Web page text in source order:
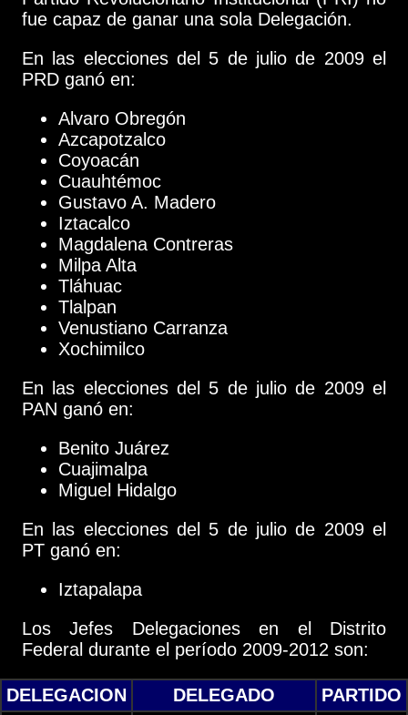
fue capaz de ganar una sola Delegación.
En las elecciones del 5 de julio de 2009 el
PRD ganó en:
Alvaro Obregón
Azcapotzalco
Coyoacán
Cuauhtémoc
Gustavo A. Madero
Iztacalco
Magdalena Contreras
Milpa Alta
Tláhuac
Tlalpan
Venustiano Carranza
Xochimilco
En las elecciones del 5 de julio de 2009 el
PAN ganó en:
Benito Juárez
Cuajimalpa
Miguel Hidalgo
En las elecciones del 5 de julio de 2009 el
PT ganó en:
Iztapalapa
Los Jefes Delegaciones en el Distrito
Federal durante el período 2009-2012 son:
DELEGACION DELEGADO
PARTIDO